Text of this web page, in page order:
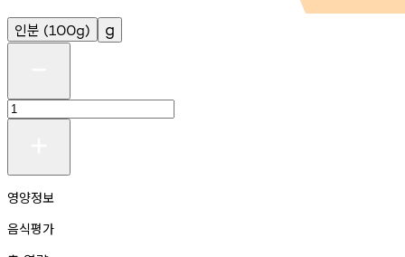
인분 (100g) g
영양정보
음식평가